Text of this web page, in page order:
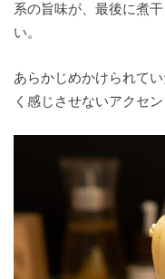
系の旨味が、最後に煮
い。
あらかじめかけられて
く感じさせないアクセ